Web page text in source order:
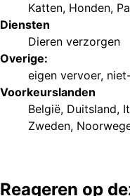
Katten, Honden,
Diensten
Dieren verzorgen
Overige:
eigen vervoer,
Voorkeurslanden
België, Duitsland,
Zweden,
Reageren op